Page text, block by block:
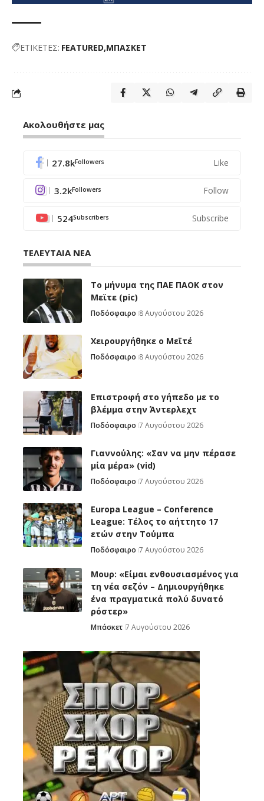
ΕΤΙΚΕΤΕΣ: FEATURED ΜΠΑΣΚΕΤ
Ακολουθήστε μας
27.8kFollowers Like
3.2kFollowers Follow
524Subscribers Subscribe
ΤΕΛΕΥΤΑΙΑ ΝΕΑ
Το μήνυμα της ΠΑΕ ΠΑΟΚ στον
Μεϊτε (pic)
Ποδόσφαιρο 8 Αυγούστου 2026
Χειρουργήθηκε ο Μεϊτέ
Ποδόσφαιρο 8 Αυγούστου 2026
Επιστροφή στο γήπεδο με το
βλέμμα στην Άντερλεχτ
Ποδόσφαιρο 7 Αυγούστου 2026
Γιαννούλης: «Σαν να μην πέρασε
μία μέρα» (vid)
Ποδόσφαιρο 7 Αυγούστου 2026
Europa League – Conference
League: Τέλος το αήττητο 17
ετών στην Τούμπα
Ποδόσφαιρο 7 Αυγούστου 2026
Μουρ: «Είμαι ενθουσιασμένος για
τη νέα σεζόν – Δημιουργήθηκε
ένα πραγματικά πολύ δυνατό
ρόστερ»
Μπάσκετ 7 Αυγούστου 2026